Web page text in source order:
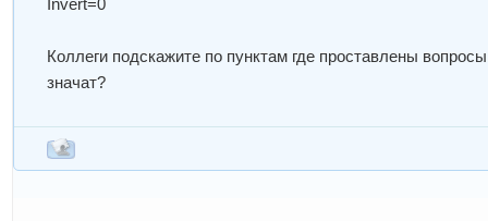
Invert=0
Коллеги подскажите по пунктам где проставлены
значат?